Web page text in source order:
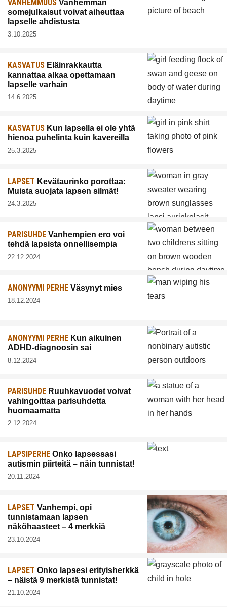
VANHEMMUUS Vanhemman
somejulkaisut voivat aiheuttaa
lapselle ahdistusta
3.10.2025
KASVATUS Eläinrakkautta
kannattaa alkaa opettamaan
lapselle varhain
14.6.2025
KASVATUS Kun lapsella ei ole yhtä
hienoa puhelinta kuin kavereilla
25.3.2025
LAPSET Kevätaurinko porottaa:
Muista suojata lapsen silmät!
24.3.2025
PARISUHDE Vanhempien ero voi
tehdä lapsista onnellisempia
22.12.2024
ANONYYMI PERHE Väsynyt mies
18.12.2024
ANONYYMI PERHE Kun aikuinen
ADHD-diagnoosin sai
8.12.2024
PARISUHDE Ruuhkavuodet voivat
vahingoittaa parisuhdetta
huomaamatta
2.12.2024
LAPSIPERHE Onko lapsessasi
autismin piirteitä – näin tunnistat!
20.11.2024
LAPSET Vanhempi, opi
tunnistamaan lapsen
näköhaasteet – 4 merkkiä
23.10.2024
LAPSET Onko lapsesi erityisherkkä
– näistä 9 merkistä tunnistat!
21.10.2024